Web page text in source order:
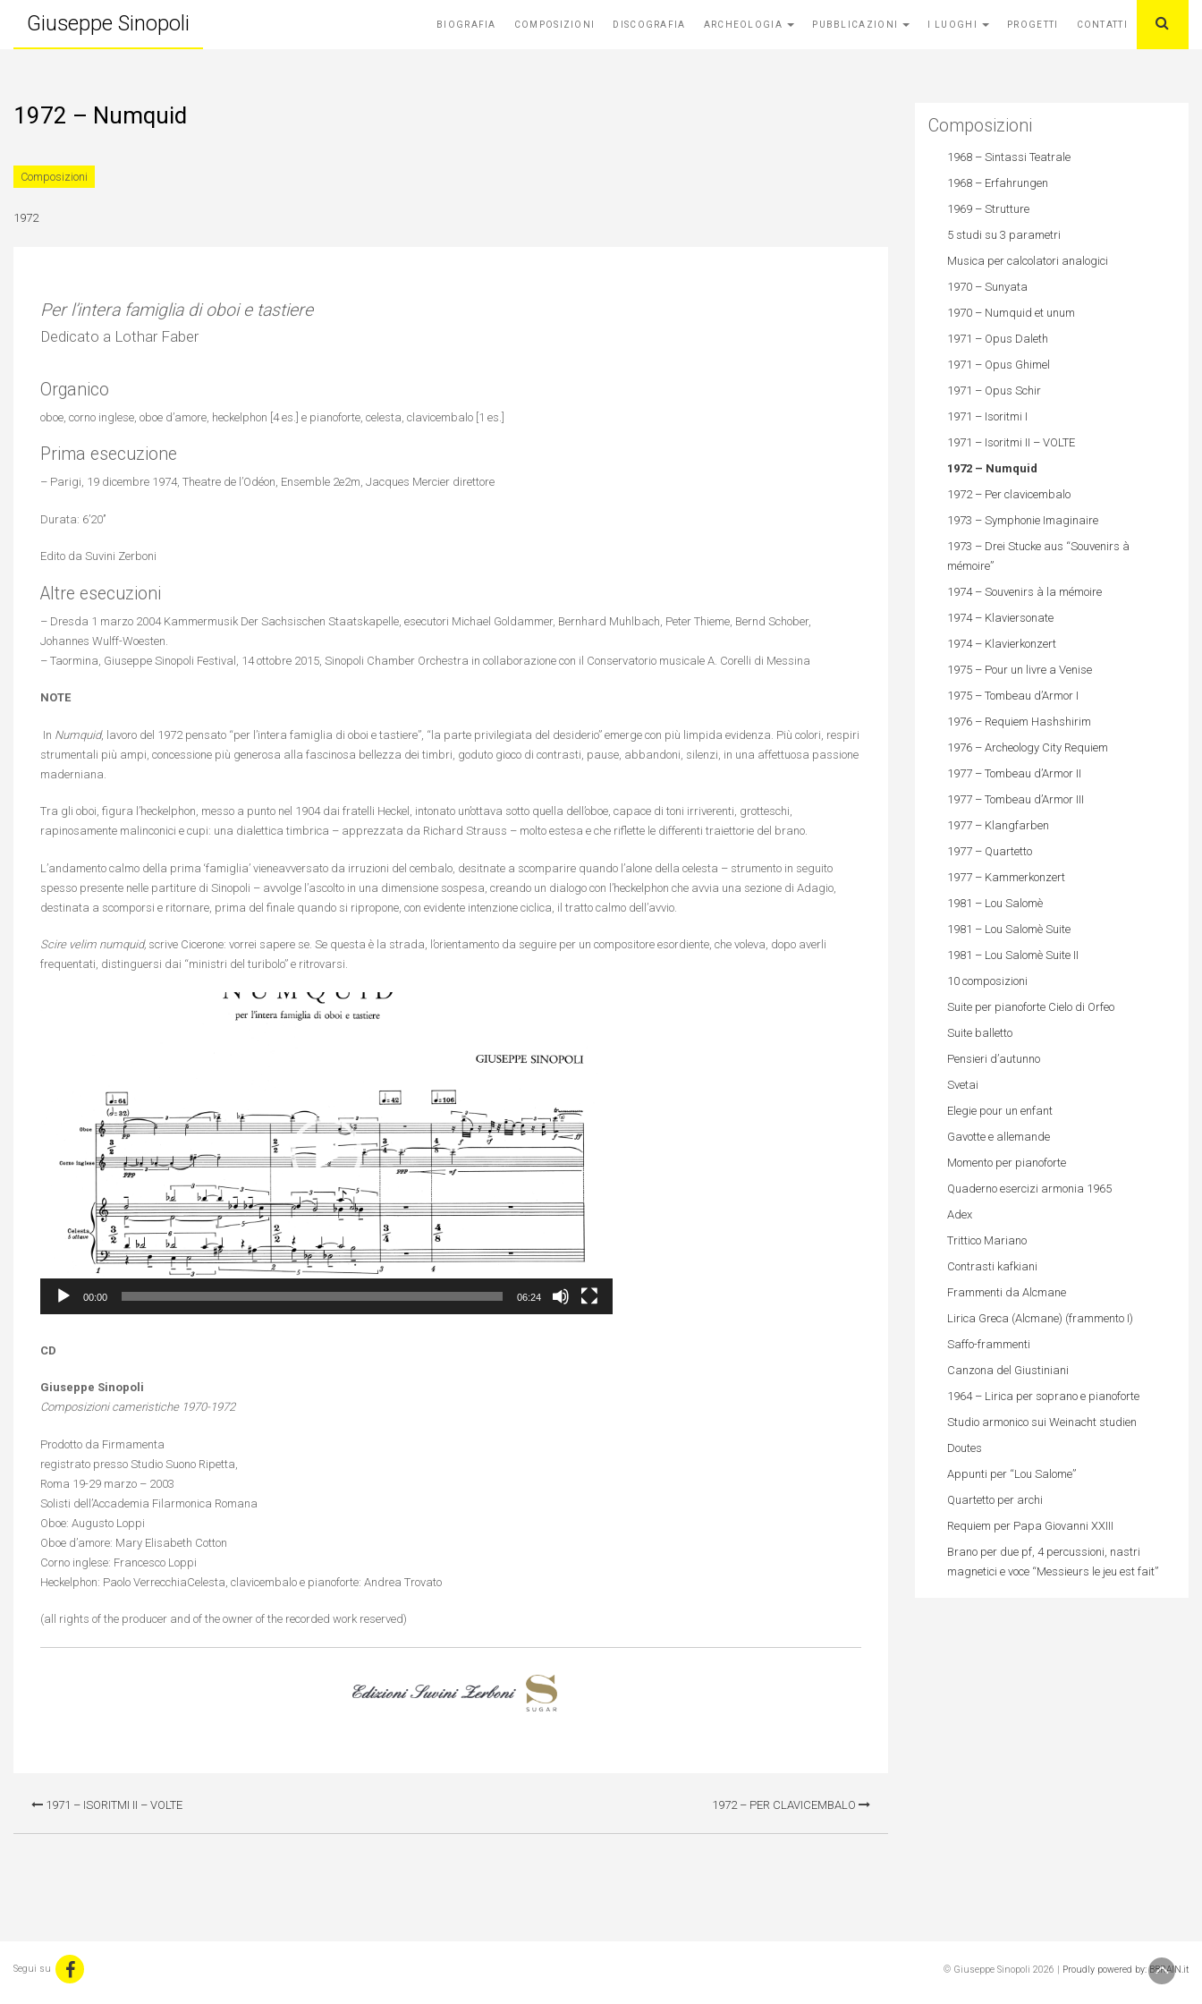
Giuseppe Sinopoli BIOGRAFIA COMPOSIZIONI DISCOGRAFIA ARCHEOLOGIA PUBBLICAZIONI I LUOGHI PROGETTI CONTATTI
1972 – Numquid
Composizioni
1972
Per l’intera famiglia di oboi e tastiere
Dedicato a Lothar Faber
Organico
oboe, corno inglese, oboe d’amore, heckelphon [4 es.] e pianoforte, celesta, clavicembalo [1 es.]
Prima esecuzione
– Parigi, 19 dicembre 1974, Theatre de l’Odéon, Ensemble 2e2m, Jacques Mercier direttore
Durata: 6’20’’
Edito da Suvini Zerboni
Altre esecuzioni
– Dresda 1 marzo 2004 Kammermusik Der Sachsischen Staatskapelle, esecutori Michael Goldammer, Bernhard Muhlbach, Peter Thieme, Bernd Schober,
Johannes Wulff-Woesten.
– Taormina, Giuseppe Sinopoli Festival, 14 ottobre 2015, Sinopoli Chamber Orchestra in collaborazione con il Conservatorio musicale A. Corelli di Messina
NOTE
In Numquid, lavoro del 1972 pensato “per l’intera famiglia di oboi e tastiere”, “la parte privilegiata del desiderio” emerge con più limpida evidenza. Più colori, respiri
strumentali più ampi, concessione più generosa alla fascinosa bellezza dei timbri, goduto gioco di contrasti, pause, abbandoni, silenzi, in una affettuosa passione
maderniana.
Tra gli oboi, figura l’heckelphon, messo a punto nel 1904 dai fratelli Heckel, intonato un’ottava sotto quella dell’oboe, capace di toni irriverenti, grotteschi,
rapinosamente malinconici e cupi: una dialettica timbrica – apprezzata da Richard Strauss – molto estesa e che riflette le differenti traiettorie del brano.
L’andamento calmo della prima ‘famiglia’ vieneavversato da irruzioni del cembalo, desitnate a scomparire quando l’alone della celesta – strumento in seguito
spesso presente nelle partiture di Sinopoli – avvolge l’ascolto in una dimensione sospesa, creando un dialogo con l’heckelphon che avvia una sezione di Adagio,
destinata a scomporsi e ritornare, prima del finale quando si ripropone, con evidente intenzione ciclica, il tratto calmo dell’avvio.
Scire velim numquid, scrive Cicerone: vorrei sapere se. Se questa è la strada, l’orientamento da seguire per un compositore esordiente, che voleva, dopo averli
frequentati, distinguersi dai “ministri del turibolo” e ritrovarsi.
00:00 06:24
CD
Giuseppe Sinopoli
Composizioni cameristiche 1970-1972
Prodotto da Firmamenta
registrato presso Studio Suono Ripetta,
Roma 19-29 marzo – 2003
Solisti dell’Accademia Filarmonica Romana
Oboe: Augusto Loppi
Oboe d’amore: Mary Elisabeth Cotton
Corno inglese: Francesco Loppi
Heckelphon: Paolo VerrecchiaCelesta, clavicembalo e pianoforte: Andrea Trovato
(all rights of the producer and of the owner of the recorded work reserved)
1971 – ISORITMI II – VOLTE 1972 – PER CLAVICEMBALO
Composizioni
1968 – Sintassi Teatrale
1968 – Erfahrungen
1969 – Strutture
5 studi su 3 parametri
Musica per calcolatori analogici
1970 – Sunyata
1970 – Numquid et unum
1971 – Opus Daleth
1971 – Opus Ghimel
1971 – Opus Schir
1971 – Isoritmi I
1971 – Isoritmi II – VOLTE
1972 – Numquid
1972 – Per clavicembalo
1973 – Symphonie Imaginaire
1973 – Drei Stucke aus “Souvenirs à
mémoire”
1974 – Souvenirs à la mémoire
1974 – Klaviersonate
1974 – Klavierkonzert
1975 – Pour un livre a Venise
1975 – Tombeau d’Armor I
1976 – Requiem Hashshirim
1976 – Archeology City Requiem
1977 – Tombeau d’Armor II
1977 – Tombeau d’Armor III
1977 – Klangfarben
1977 – Quartetto
1977 – Kammerkonzert
1981 – Lou Salomè
1981 – Lou Salomè Suite
1981 – Lou Salomè Suite II
10 composizioni
Suite per pianoforte Cielo di Orfeo
Suite balletto
Pensieri d’autunno
Svetai
Elegie pour un enfant
Gavotte e allemande
Momento per pianoforte
Quaderno esercizi armonia 1965
Adex
Trittico Mariano
Contrasti kafkiani
Frammenti da Alcmane
Lirica Greca (Alcmane) (frammento I)
Saffo-frammenti
Canzona del Giustiniani
1964 – Lirica per soprano e pianoforte
Studio armonico sui Weinacht studien
Doutes
Appunti per “Lou Salome”
Quartetto per archi
Requiem per Papa Giovanni XXIII
Brano per due pf, 4 percussioni, nastri
magnetici e voce “Messieurs le jeu est fait”
Segui su © Giuseppe Sinopoli 2026 | Proudly powered by: BBRAIN.it